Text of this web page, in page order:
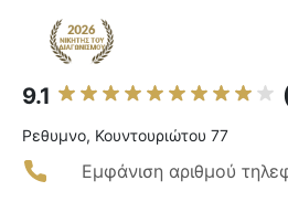
9.1
Ρεθυμνο, Κουντουριώτου 77
Εμφάνιση αριθμού